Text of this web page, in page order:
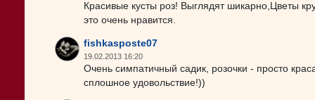
Красивые кусты роз! Выглядят шикарно,Цветы
это очень нравится.
fishkasposte07
19.02.2013 16:20
Очень симпатичный садик, розочки - просто
сплошное удовольствие!))